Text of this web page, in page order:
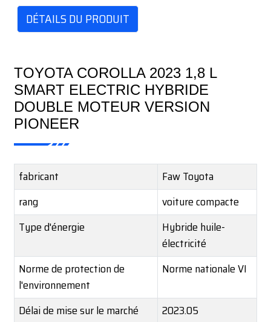
DÉTAILS DU PRODUIT
TOYOTA COROLLA 2023 1,8 L
SMART ELECTRIC HYBRIDE
DOUBLE MOTEUR VERSION
PIONEER
fabricant
Faw Toyota
rang
voiture compacte
Type d'énergie
Hybride huile-
électricité
Norme de protection de
l'environnement
Norme nationale VI
Délai de mise sur le marché
2023.05